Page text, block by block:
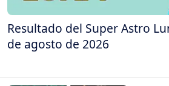
Resultado del Super Astro
de agosto de 2026